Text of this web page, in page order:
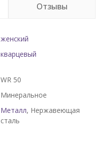
Отзывы
женский
кварцевый
WR 50
Минеральное
Металл, Нержавеющая
сталь